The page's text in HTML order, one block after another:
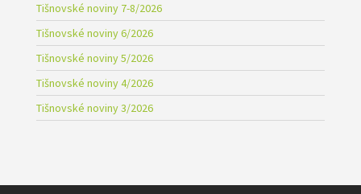
Tišnovské noviny 7-8/2026
Tišnovské noviny 6/2026
Tišnovské noviny 5/2026
Tišnovské noviny 4/2026
Tišnovské noviny 3/2026